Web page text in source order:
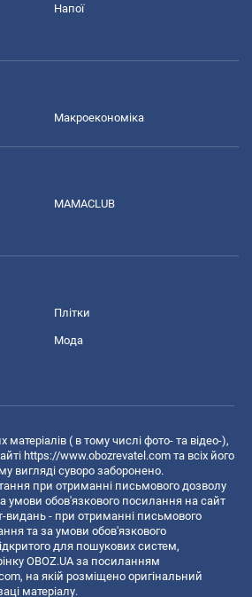
Напої
Макроекономіка
MAMACLUB
Плітки
Мода
( в тому числі фото- та відео-),
https://www.obozrevatel.com та всіх його
вигляді суворо заборонено.
при отриманні письмового дозволу
умови обов'язкового посилання на сайт
видань - при отриманні письмового
та за умови обов'язкового
для пошукових систем,
OBOZ.UA за посиланням
, на якій розміщено оригінальний
матеріалу.